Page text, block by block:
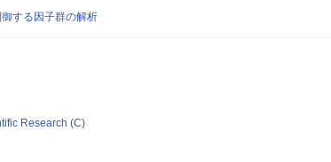
する因子群の解析
Research (C)